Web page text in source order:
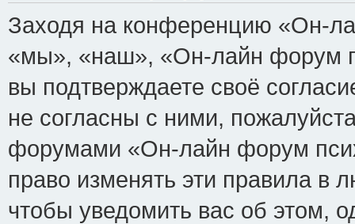
Заходя на конференцию «Он-
«мы», «наш», «Он-лайн форум
вы подтверждаете своё
не согласны с ними,
форумами «Он-лайн форум
право изменять эти правила в
чтобы уведомить вас об этом,